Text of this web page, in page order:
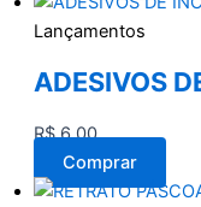
Lançamentos
ADESIVOS
R$6,00
Comprar